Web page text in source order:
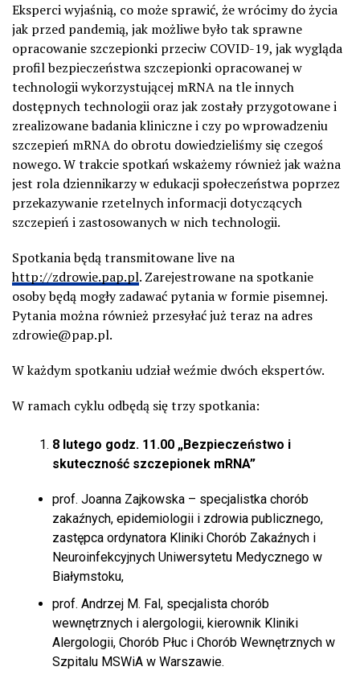
Eksperci wyjaśnią, co może sprawić, że wrócimy do życia
jak przed pandemią, jak możliwe było tak sprawne
opracowanie szczepionki przeciw COVID-19, jak wygląda
profil bezpieczeństwa szczepionki opracowanej w
technologii wykorzystującej mRNA na tle innych
dostępnych technologii oraz jak zostały przygotowane i
zrealizowane badania kliniczne i czy po wprowadzeniu
szczepień mRNA do obrotu dowiedzieliśmy się czegoś
nowego. W trakcie spotkań wskażemy również jak ważna
jest rola dziennikarzy w edukacji społeczeństwa poprzez
przekazywanie rzetelnych informacji dotyczących
szczepień i zastosowanych w nich technologii.
Spotkania będą transmitowane live na
http://zdrowie.pap.pl. Zarejestrowane na spotkanie
osoby będą mogły zadawać pytania w formie pisemnej.
Pytania można również przesyłać już teraz na adres
zdrowie@pap.pl.
W każdym spotkaniu udział weźmie dwóch ekspertów.
W ramach cyklu odbędą się trzy spotkania:
8 lutego godz. 11.00 „Bezpieczeństwo i
skuteczność szczepionek mRNA”
prof. Joanna Zajkowska – specjalistka chorób
zakaźnych, epidemiologii i zdrowia publicznego,
zastępca ordynatora Kliniki Chorób Zakaźnych i
Neuroinfekcyjnych Uniwersytetu Medycznego w
Białymstoku,
prof. Andrzej M. Fal, specjalista chorób
wewnętrznych i alergologii, kierownik Kliniki
Alergologii, Chorób Płuc i Chorób Wewnętrznych w
Szpitalu MSWiA w Warszawie.